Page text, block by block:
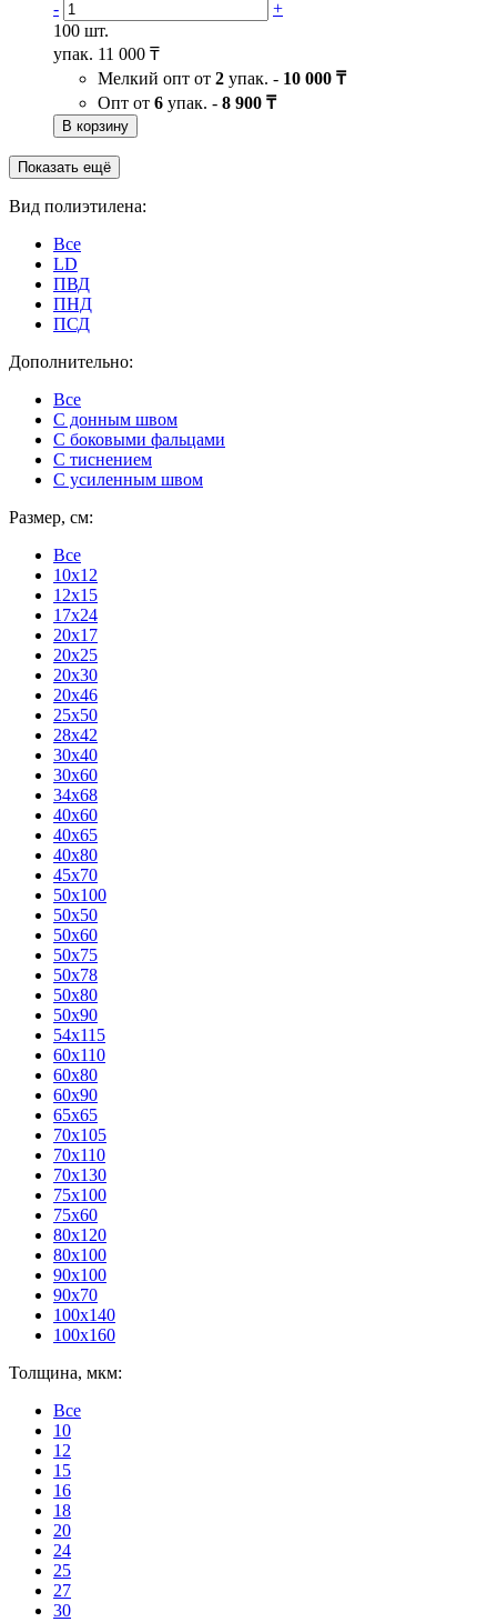
-
+
100 шт.
упак. 11 000 ₸
Мелкий опт от 2 упак. - 10 000 ₸
Опт от 6 упак. - 8 900 ₸
В корзину
Показать ещё
Вид полиэтилена:
Все
LD
ПВД
ПНД
ПСД
Дополнительно:
Все
C донным швом
С боковыми фальцами
С тиснением
С усиленным швом
Размер, см:
Все
10x12
12x15
17x24
20x17
20x25
20x30
20x46
25x50
28x42
30x40
30x60
34x68
40x60
40x65
40x80
45x70
50x100
50x50
50x60
50x75
50x78
50x80
50x90
54x115
60x110
60x80
60x90
65x65
70x105
70x110
70x130
75x100
75x60
80x120
80х100
90x100
90x70
100x140
100x160
Толщина, мкм:
Все
10
12
15
16
18
20
24
25
27
30